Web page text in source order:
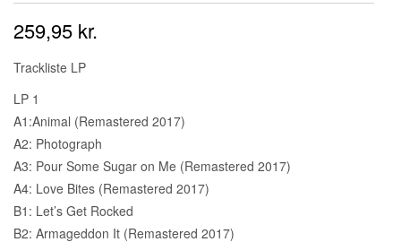
259,95 kr.
Trackliste LP
LP 1
A1:Animal (Remastered 2017)
A2: Photograph
A3: Pour Some Sugar on Me (Remastered 2017)
A4: Love Bites (Remastered 2017)
B1: Let’s Get Rocked
B2: Armageddon It (Remastered 2017)